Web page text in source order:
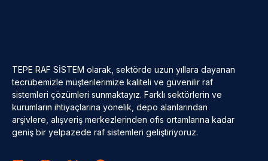
TEPE RAF SİSTEM olarak, sektörde uzun yıllara dayanan
tecrübemizle müşterilerimize kaliteli ve güvenilir raf
sistemleri çözümleri sunmaktayız. Farklı sektörlerin ve
kurumların ihtiyaçlarına yönelik, depo alanlarından
arşivlere, alışveriş merkezlerinden ofis ortamlarına kadar
geniş bir yelpazede raf sistemleri geliştiriyoruz.